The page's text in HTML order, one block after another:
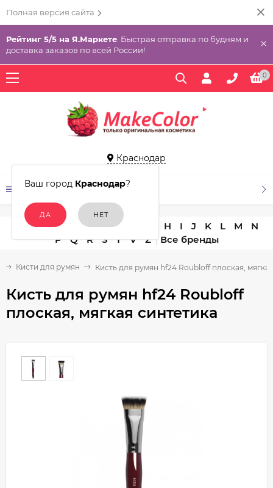
Полная версия сайта
Рейтинг 5/5 на Я.Маркете . Быстрая отправка по будням и
доставка заказов по всей России!
×
0
Краснодар
Ваш город Краснодар?
КАТАЛОГ ТОВАРОВ
A C D E H I J K L M
N
P
Q R S T V Z
Кисти для румян Кисть для румян hf24 Roubloff плоская,
Кисть для румян hf24 Roubloff
плоская, мягкая синтетика